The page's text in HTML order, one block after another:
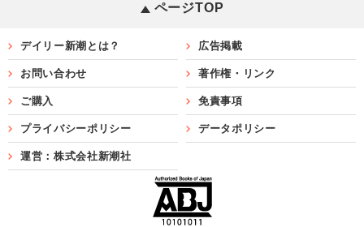
ページTOP
デイリー新潮とは？ 広告掲載
お問い合わせ 著作権・リンク
ご購入 免責事項
プライバシーポリシー データポリシー
運営：株式会社新潮社